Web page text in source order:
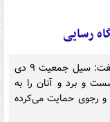
رسایی
نماینده مردم تهران در مجلس شورای اسلامی گفت:‌ سیل جمعیت ۹ دی
و برد و آنان را به
و رجوی حمایت می‌کرده